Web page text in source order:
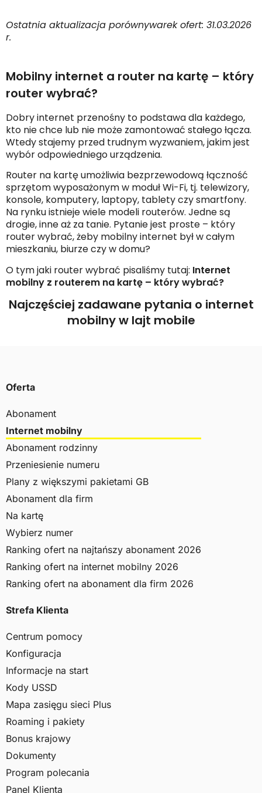
Ostatnia aktualizacja porównywarek ofert: 31.03.2026
r.
Mobilny internet a router na kartę – który
router wybrać?
Dobry internet przenośny to podstawa dla każdego,
kto nie chce lub nie może zamontować stałego łącza.
Wtedy stajemy przed trudnym wyzwaniem, jakim jest
wybór odpowiedniego urządzenia.
Router na kartę umożliwia bezprzewodową łączność
sprzętom wyposażonym w moduł Wi-Fi, tj. telewizory,
konsole, komputery, laptopy, tablety czy smartfony.
Na rynku istnieje wiele modeli routerów. Jedne są
drogie, inne aż za tanie. Pytanie jest proste – który
router wybrać, żeby mobilny internet był w całym
mieszkaniu, biurze czy w domu?
O tym jaki router wybrać pisaliśmy tutaj: Internet
mobilny z routerem na kartę – który wybrać?
Najczęściej zadawane pytania o internet
mobilny w lajt mobile
Oferta
Abonament
Internet mobilny
Abonament rodzinny
Przeniesienie numeru
Plany z większymi pakietami GB
Abonament dla firm
Na kartę
Wybierz numer
Ranking ofert na najtańszy abonament 2026
Ranking ofert na internet mobilny 2026
Ranking ofert na abonament dla firm 2026
Strefa Klienta
Centrum pomocy
Konfiguracja
Informacje na start
Kody USSD
Mapa zasięgu sieci Plus
Roaming i pakiety
Bonus krajowy
Dokumenty
Program polecania
Panel Klienta